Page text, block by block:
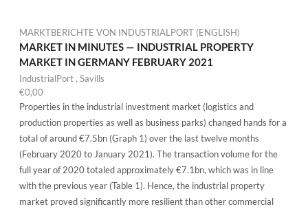
MARKTBERICHTE VON INDUSTRIALPORT (ENGLISH)
MARKET IN MINUTES — INDUSTRIAL PROPERTY
MARKET IN GERMANY FEBRUARY 2021
IndustrialPort , Savills
€0,00
Properties in the industrial investment market (logistics and
production properties as well as business parks) changed hands for a
total of around €7.5bn (Graph 1) over the last twelve months
(February 2020 to January 2021). The transaction volume for the
full year of 2020 totaled approximately €7.1bn, which was in line
with the previous year (Table 1). Hence, the industrial property
market proved significantly more resilient than other commercial